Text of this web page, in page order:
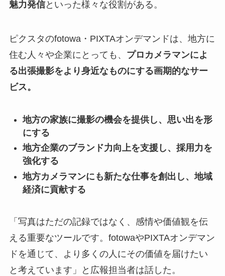
魅力発信といった様々な役割がある。
ピクスタのfotowa・PIXTAオンデマンドは、地方に
住む人々や企業にとっても、 プロカメラマンによ
る出張撮影をより身近なものにする画期的なサー
ビス。
地方の家族に撮影の機会を提供し、思い出を形
にする
地方企業のブランド力向上を支援し、採用力を
強化する
地方カメラマンにも新たな仕事を創出し、地域
経済に貢献する
「写真はただの記録ではなく、感情や価値観を伝
える重要なツールです。fotowaやPIXTAオンデマン
ドを通じて、より多くの人にその価値を届けたい
と考えています」と広報担当者は話した。